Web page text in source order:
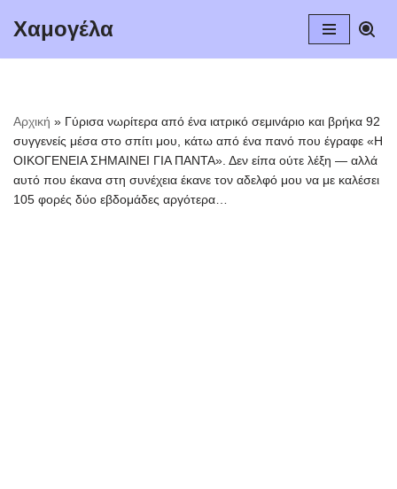
Χαμογέλα
Αρχική » Γύρισα νωρίτερα από ένα ιατρικό σεμινάριο και βρήκα 92
συγγενείς μέσα στο σπίτι μου, κάτω από ένα πανό που έγραφε «Η
ΟΙΚΟΓΕΝΕΙΑ ΣΗΜΑΙΝΕΙ ΓΙΑ ΠΑΝΤΑ». Δεν είπα ούτε λέξη — αλλά
αυτό που έκανα στη συνέχεια έκανε τον αδελφό μου να με καλέσει
105 φορές δύο εβδομάδες αργότερα…